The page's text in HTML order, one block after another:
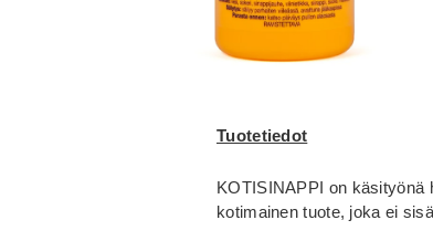
Tuotetiedot
KOTISINAPPI on käsityönä
kotimainen tuote, joka ei